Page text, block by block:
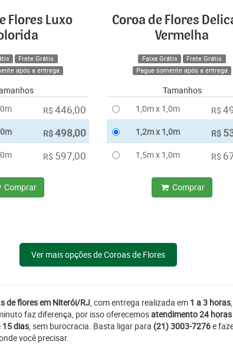
Flores Luxo
Frete Grátis
após a entrega
R$ 446,00
R$498,00
R$ 597,00
Comprar
Coroa de Flores
Vermelha
Faixa Grátis
Frete Grátis
Pague somente após a entrega
Tamanhos
1,0m x 1,0m
R$
1,2m x 1,0m R$
1,5m x 1,0m R$
Comprar
Ver mais opções de Coroas de Flores
de flores em Niterói/RJ, com entrega realizada em 1 a 3 horas
faz diferença, por isso oferecemosatendimento 24 horas
15 dias, sem burocracia. Basta ligar para (21) 3003-7276e
você precisar.